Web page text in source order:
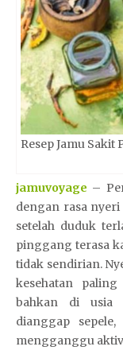
Resep Jamu
jamuvoyage –
dengan rasa
setelah duduk
pinggang terasa
tidak sendirian.
kesehatan
bahkan di usia
dianggap
mengganggu